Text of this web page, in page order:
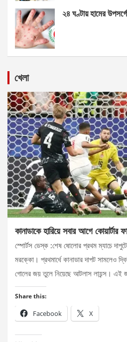
২৪ ঘণ্টায় হামের
খেলা
কানাডাকে হারিয়ে সবার আগে কোয়ার্টার
স্পোর্টস ডেস্ক :শেষ ষোলোর প্রথম ম্যাচে
মরক্কো। প্রথমার্ধে কানাডার দাপট সামলেও
গোলের জয় তুলে নিয়েছে আটলাস লায়ন্স। এই
Share this:
Facebook X